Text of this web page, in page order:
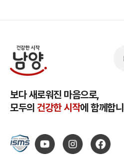
보다 새로워진 마음으로,
모두의 건강한 시작에 함께합